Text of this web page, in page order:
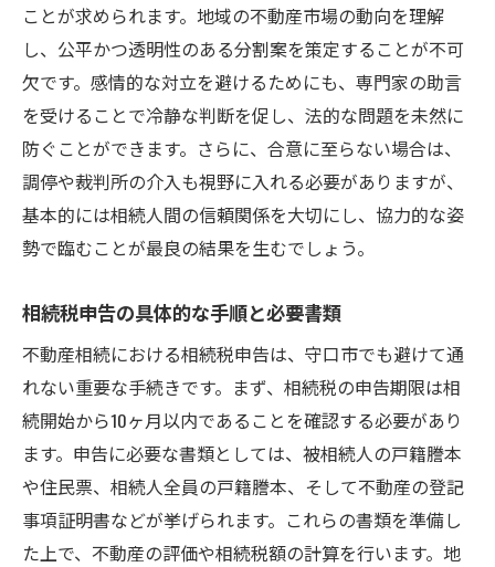
ことが求められます。地域の不動産市場の動向を理解
し、公平かつ透明性のある分割案を策定することが不可
欠です。感情的な対立を避けるためにも、専門家の助言
を受けることで冷静な判断を促し、法的な問題を未然に
防ぐことができます。さらに、合意に至らない場合は、
調停や裁判所の介入も視野に入れる必要がありますが、
基本的には相続人間の信頼関係を大切にし、協力的な姿
勢で臨むことが最良の結果を生むでしょう。
相続税申告の具体的な手順と必要書類
不動産相続における相続税申告は、守口市でも避けて通
れない重要な手続きです。まず、相続税の申告期限は相
続開始から10ヶ月以内であることを確認する必要があり
ます。申告に必要な書類としては、被相続人の戸籍謄本
や住民票、相続人全員の戸籍謄本、そして不動産の登記
事項証明書などが挙げられます。これらの書類を準備し
た上で、不動産の評価や相続税額の計算を行います。地